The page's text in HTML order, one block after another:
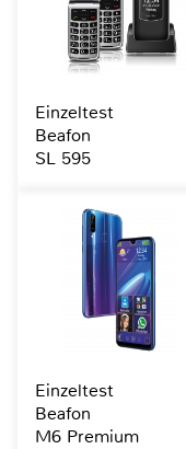
Einzeltest
Beafon
SL 595
Einzeltest
Beafon
M6 Premium